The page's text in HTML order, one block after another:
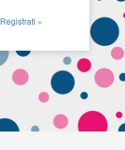
Registrati »